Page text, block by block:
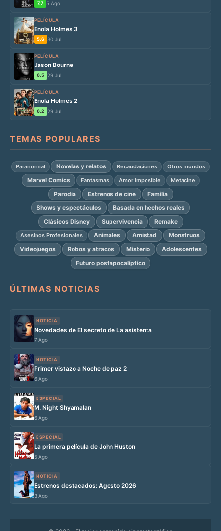
7.7 5 Ago
PELÍCULA
Enola Holmes 3
5.6 30 Jul
PELÍCULA
Jason Bourne
6.5 29 Jul
PELÍCULA
Enola Holmes 2
6.2 29 Jul
TEMAS POPULARES
Paranormal Novelas y relatos Recaudaciones Otros mundos
Marvel Comics Fantasmas Amor imposible Metacine
Parodia Estrenos de cine
Familia
Shows y espectáculos
Basada en hechos reales
Clásicos Disney
Supervivencia Remake
Asesinos Profesionales Animales Amistad
Monstruos
Videojuegos
Robos y atracos Misterio
Adolescentes
Futuro postapocalíptico
ÚLTIMAS NOTICIAS
NOTICIA
Novedades de El secreto de La asistenta
7 Ago
NOTICIA
Primer vistazo a Noche de paz 2
6 Ago
ESPECIAL
M. Night Shyamalan
6 Ago
ESPECIAL
La primera película de John Huston
5 Ago
NOTICIA
Estrenos destacados: Agosto 2026
3 Ago